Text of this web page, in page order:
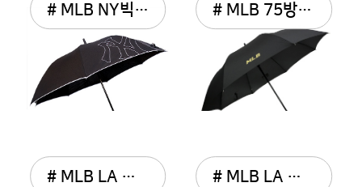
# MLB NY빅로고 자동 장우산 # MLB 75방풍우산
# MLB LA 보더패턴 3단 수... # MLB LA 보더패턴 3단 완...